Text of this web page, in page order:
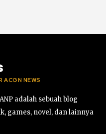
ACGN NEWS
adalah sebuah blog
games, novel, dan lainnya